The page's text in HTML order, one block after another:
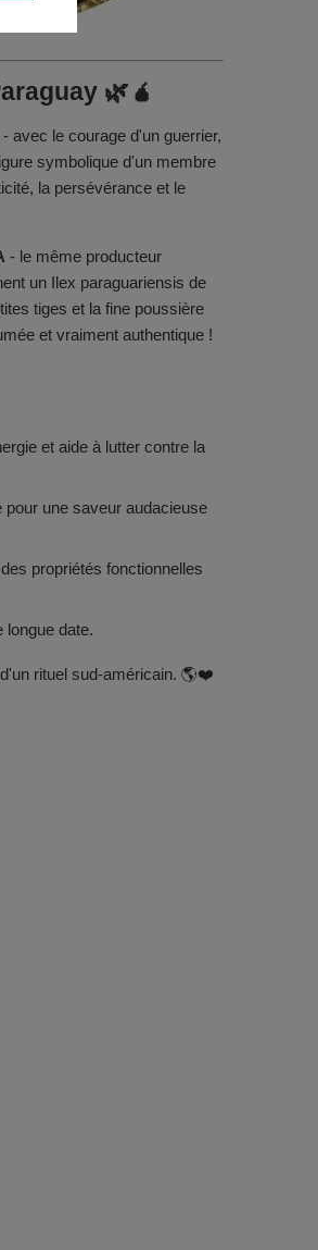
🌿🧉
avec le courage d'un guerrier,
symbolique d'un membre
la persévérance et le
- le même producteur
un Ilex paraguariensis de
tiges et la fine poussière
et vraiment authentique !
et aide à lutter contre la
pour une saveur audacieuse
propriétés fonctionnelles
longue date.
rituel sud-américain. 🌎❤️